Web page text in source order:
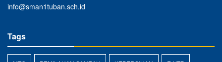
info@sman1tuban.sch.id
Tags